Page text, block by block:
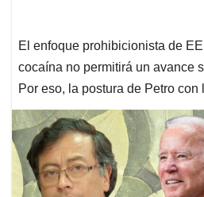
El enfoque prohibicionista de
cocaína no permitirá un avance
Por eso, la postura de Petro con